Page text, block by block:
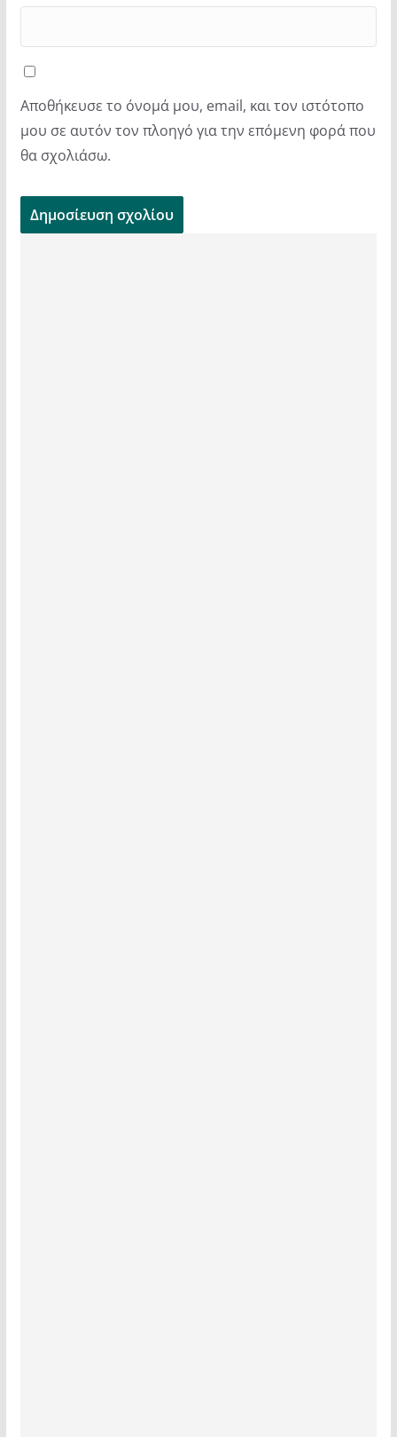
Αποθήκευσε το όνομά μου, email, και τον ιστότοπο
μου σε αυτόν τον πλοηγό για την επόμενη φορά που
θα σχολιάσω.